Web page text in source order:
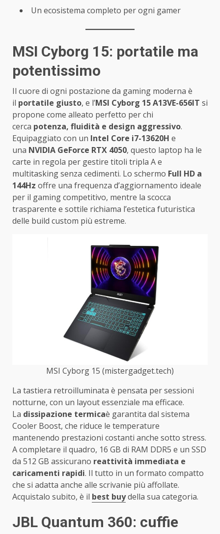
Un ecosistema completo per ogni gamer
MSI Cyborg 15: portatile ma
potentissimo
Il cuore di ogni postazione da gaming moderna è
il portatile giusto, e l’MSI Cyborg 15 A13VE-656IT si
propone come alleato perfetto per chi
cerca potenza, fluidità e design aggressivo.
Equipaggiato con un Intel Core i7-13620H e
una NVIDIA GeForce RTX 4050, questo laptop ha le
carte in regola per gestire titoli tripla A e
multitasking senza cedimenti. Lo schermo Full HD a
144Hz offre una frequenza d’aggiornamento ideale
per il gaming competitivo, mentre la scocca
trasparente e sottile richiama l’estetica futuristica
delle build custom più estreme.
MSI Cyborg 15 (mistergadget.tech)
La tastiera retroilluminata è pensata per sessioni
notturne, con un layout essenziale ma efficace.
La dissipazione termicaè garantita dal sistema
Cooler Boost, che riduce le temperature
mantenendo prestazioni costanti anche sotto stress.
A completare il quadro, 16 GB di RAM DDR5 e un SSD
da 512 GB assicurano reattività immediata e
caricamenti rapidi. Il tutto in un formato compatto
che si adatta anche alle scrivanie più affollate.
Acquistalo subito, è il best buydella sua categoria.
JBL Quantum 360: cuffie